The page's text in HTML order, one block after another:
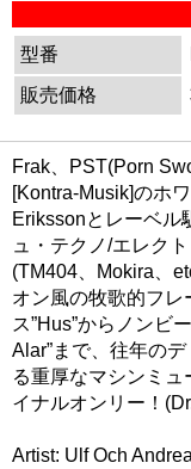
型番
販売価格
Frak、PST(Porn
[Kontra-Musik]のホ
Erikssonとレーベル
ュ・テクノ/エレク
(TM404、Mokira、
オン風の牧歌的フレ
ス”Hus”からノンビ
Alar”まで、往年の
る重厚なマシンミ
イナルオンリー！
Artist: Ulf Och